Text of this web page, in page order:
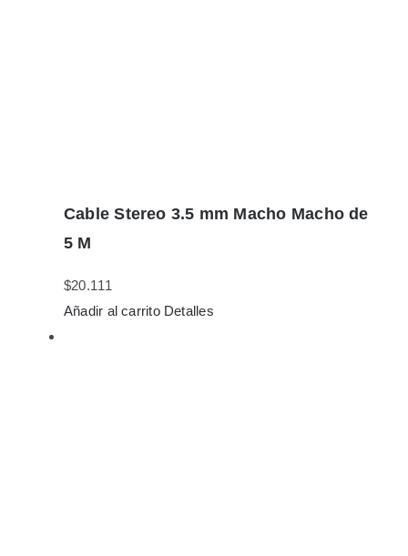
Cable Stereo 3.5 mm Macho Macho de
5 M
$20.111
Añadir al carrito Detalles